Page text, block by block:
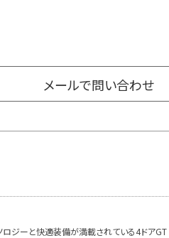
メールで問い合わせ
ロジーと快適装備が満載されている4ドアGT